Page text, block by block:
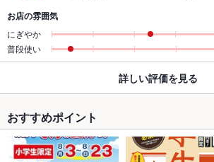
お店の雰囲気
にぎやか
普段使い
詳しい評価を見る
おすすめポイント